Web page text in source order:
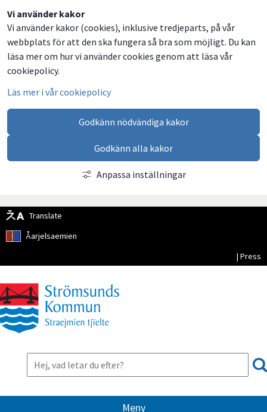
Vi använder kakor
Vi använder kakor (cookies), inklusive tredjeparts, på vår
webbplats för att den ska fungera så bra som möjligt. Du kan
läsa mer om hur vi använder cookies genom att läsa vår
cookiepolicy.
Läs mer i vår cookiepolicy
Godkänn nödvändiga kakor
Godkänn alla kakor
Anpassa inställningar
Translate
Åarjelsaemien
| Press
Meny
Dela
på
Facebook
Dela
på
Twitter
Dela
på
LinkedIn
Dela
via
email